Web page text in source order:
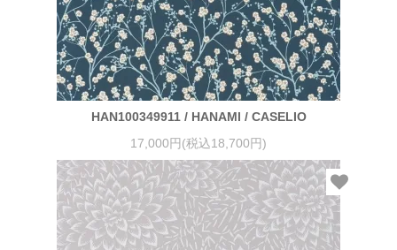
HAN100349911 / HANAMI / CASELIO
17,000円(税込18,700円)